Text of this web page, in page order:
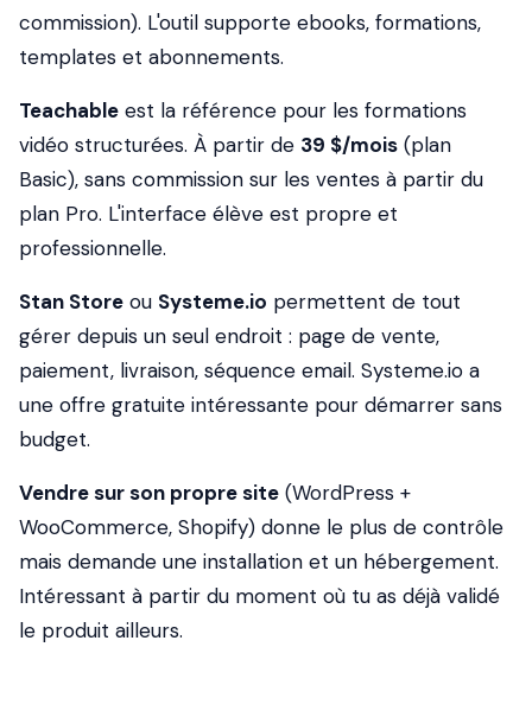
commission). L'outil supporte ebooks, formations,
templates et abonnements.
Teachable est la référence pour les formations
vidéo structurées. À partir de 39 $/mois (plan
Basic), sans commission sur les ventes à partir du
plan Pro. L'interface élève est propre et
professionnelle.
Stan Store ou Systeme.io permettent de tout
gérer depuis un seul endroit : page de vente,
paiement, livraison, séquence email. Systeme.io a
une offre gratuite intéressante pour démarrer sans
budget.
Vendre sur son propre site (WordPress +
WooCommerce, Shopify) donne le plus de contrôle
mais demande une installation et un hébergement.
Intéressant à partir du moment où tu as déjà validé
le produit ailleurs.